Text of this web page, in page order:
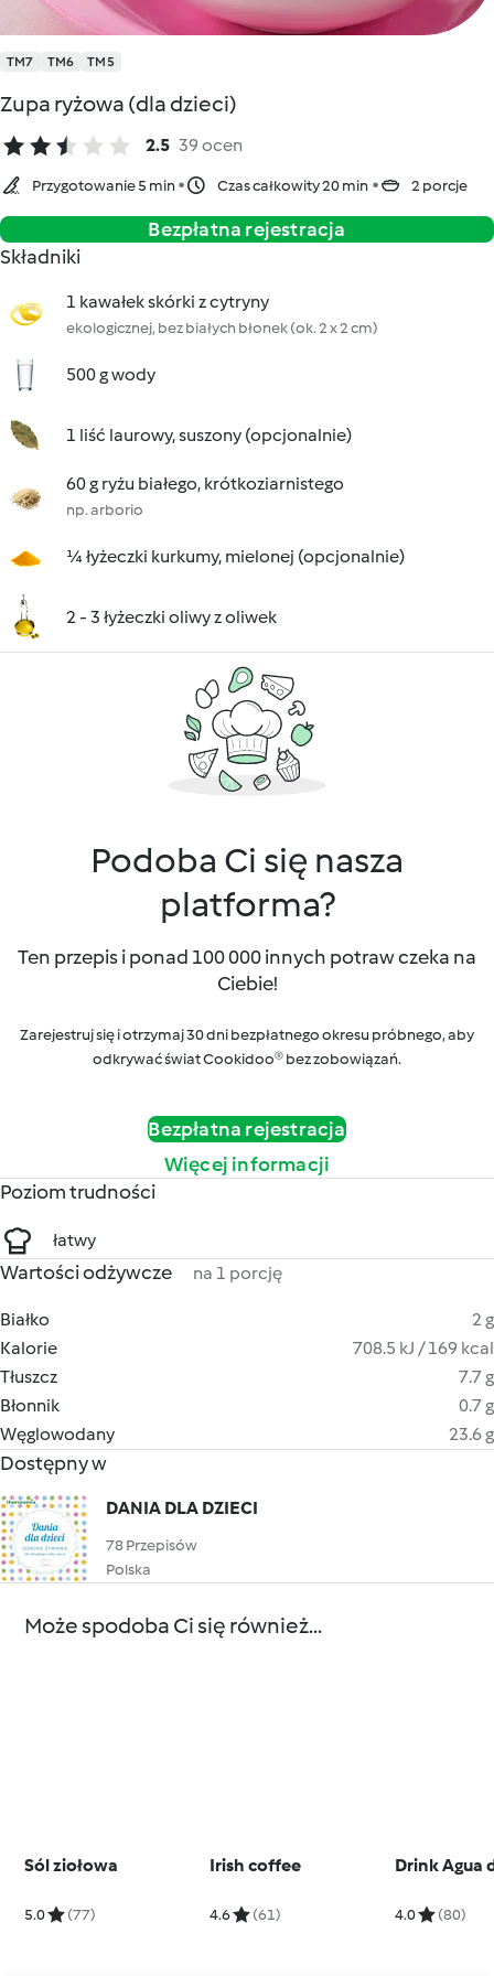
TM7 TM6 TM5
Zupa ryżowa (dla dzieci)
2.5 39 ocen
Przygotowanie 5 min Czas całkowity 20 min 2 porcje
Bezpłatna rejestracja
Składniki
1 kawałek skórki z cytryny
ekologicznej, bez białych błonek (ok. 2 x 2 cm)
500 g wody
1 liść laurowy, suszony (opcjonalnie)
60 g ryżu białego, krótkoziarnistego
np. arborio
¼ łyżeczki kurkumy, mielonej (opcjonalnie)
2 - 3 łyżeczki oliwy z oliwek
Podoba Ci się nasza
platforma?
Ten przepis i ponad 100 000 innych potraw czeka na
Ciebie!
Zarejestruj się i otrzymaj 30 dni bezpłatnego okresu próbnego, aby
odkrywać świat Cookidoo® bez zobowiązań.
Bezpłatna rejestracja
Więcej informacji
Poziom trudności
łatwy
Wartości odżywcze na 1 porcję
Białko
2 g
Kalorie
708.5 kJ / 169 kcal
Tłuszcz
7.7 g
Błonnik
0.7 g
Węglowodany
23.6 g
Dostępny w
DANIA DLA DZIECI
78 Przepisów
Polska
Może spodoba Ci się również...
Sól ziołowa
5.0 (77)
Irish coffee
4.6 (61)
Drink Agua
4.0 (80)